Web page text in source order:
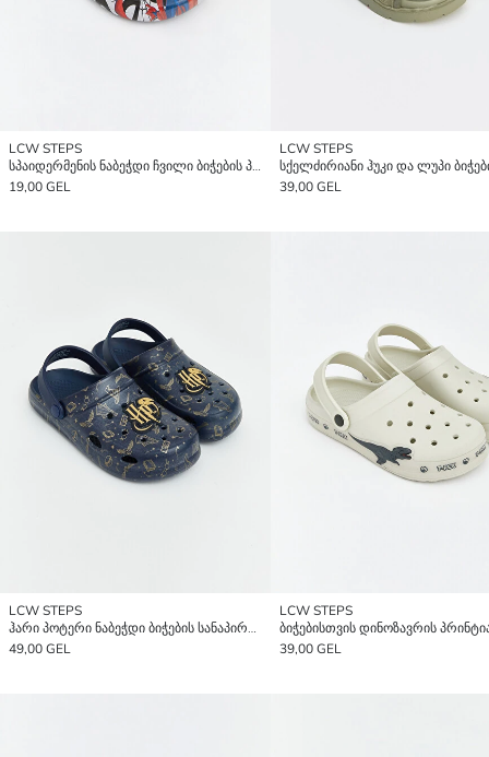
LCW STEPS
სპაიდერმენის ნაბეჭდი ჩვილი ბიჭების პლაჟის სანდლები
19,00 GEL
LCW STEPS
39,00 GEL
LCW STEPS
ჰარი პოტერი ნაბეჭდი ბიჭების სანაპირო სანდლები
49,00 GEL
LCW STEPS
39,00 GEL